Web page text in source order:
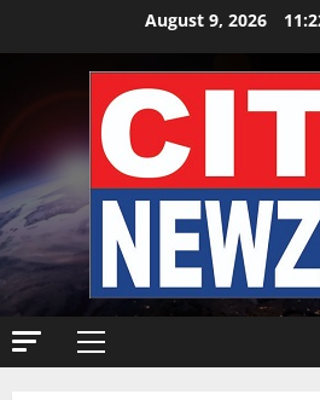
August 9, 2026
Primary